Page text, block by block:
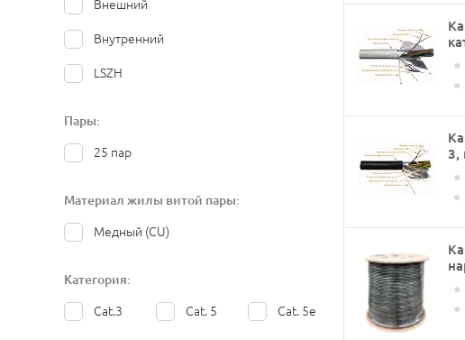
Внешний
Внутренний
LSZH
Пары:
25 пар
Материал жилы витой пары:
Медный (CU)
Категория:
Cat.3 Cat. 5 Cat. 5e
●
●
3,
●
●
●
●